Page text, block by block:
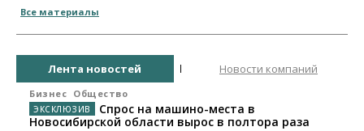
Все материалы
Лента новостей Новости компаний
Бизнес Общество
Спрос на машино-места в
Новосибирской области вырос в полтора раза